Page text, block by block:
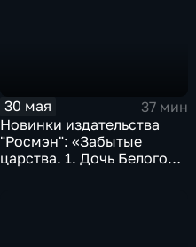
30 мая
37 мин
Новинки издательства
"Росмэн": «Забытые
царства. 1. Дочь Белого